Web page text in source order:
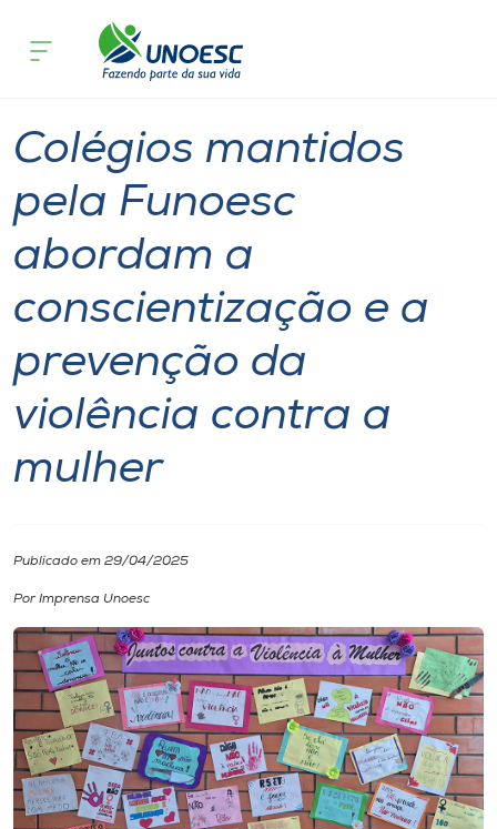
Cursos
Pesquisa
Atendimento ao Estudante
Portal de Ensino
A
Unoesc
Internacionalização
Diplomados
Cultura
CPA
Biblioteca
Colégios
Colégios mantidos
pela Funoesc
abordam a
conscientização e a
prevenção da
violência contra a
mulher
Publicado em 29/04/2025
Por Imprensa Unoesc